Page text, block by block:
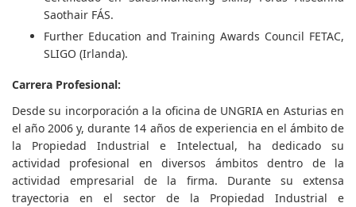
Saothair FÁS.
Further Education and Training Awards Council FETAC,
SLIGO (Irlanda).
Carrera Profesional:
Desde su incorporación a la oficina de UNGRIA en Asturias en
el año 2006 y, durante 14 años de experiencia en el ámbito de
la Propiedad Industrial e Intelectual, ha dedicado su
actividad profesional en diversos ámbitos dentro de la
actividad empresarial de la firma. Durante su extensa
trayectoria en el sector de la Propiedad Industrial e